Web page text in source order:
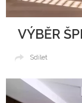
VÝBĚR
Sdílet